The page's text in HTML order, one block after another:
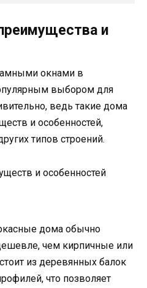
и
окнами в
выбором для
ведь такие дома
и особенностей,
типов строений.
и особенностей
дома обычно
чем кирпичные или
из деревянных балок
что позволяет